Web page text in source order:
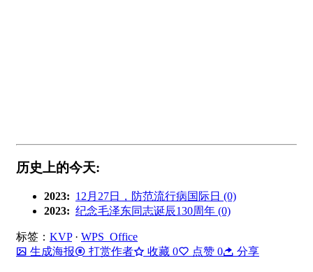
历史上的今天:
2023: 12月27日，防范流行病国际日 (0)
2023: 纪念毛泽东同志诞辰130周年 (0)
标签： KVP· WPS Office
生成海报
打赏作者 收藏 0 点赞 0 分享